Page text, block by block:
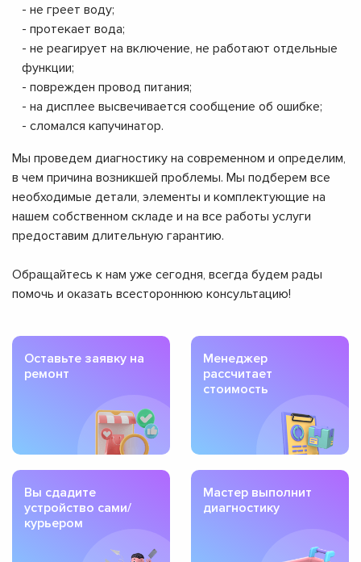
- не греет воду;
- протекает вода;
- не реагирует на включение, не работают отдельные
функции;
- поврежден провод питания;
- на дисплее высвечивается сообщение об ошибке;
- сломался капучинатор.
Мы проведем диагностику на современном и определим,
в чем причина возникшей проблемы. Мы подберем все
необходимые детали, элементы и комплектующие на
нашем собственном складе и на все работы услуги
предоставим длительную гарантию.
Обращайтесь к нам уже сегодня, всегда будем рады
помочь и оказать всестороннюю консультацию!
Оставьте заявку на
ремонт
Менеджер
рассчитает
стоимость
Вы сдадите
устройство сами/
курьером
Мастер выполнит
диагностику